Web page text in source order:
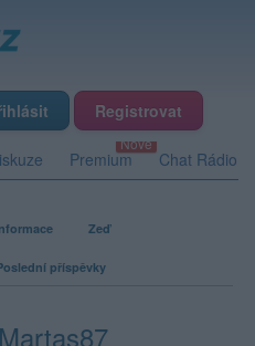
Registrovat
Premium Chat Rádio
Zeď
příspěvky